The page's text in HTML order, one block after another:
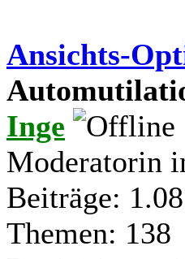
Ansichts-
Inge
Moderatorin
Beiträge:
Themen: 138